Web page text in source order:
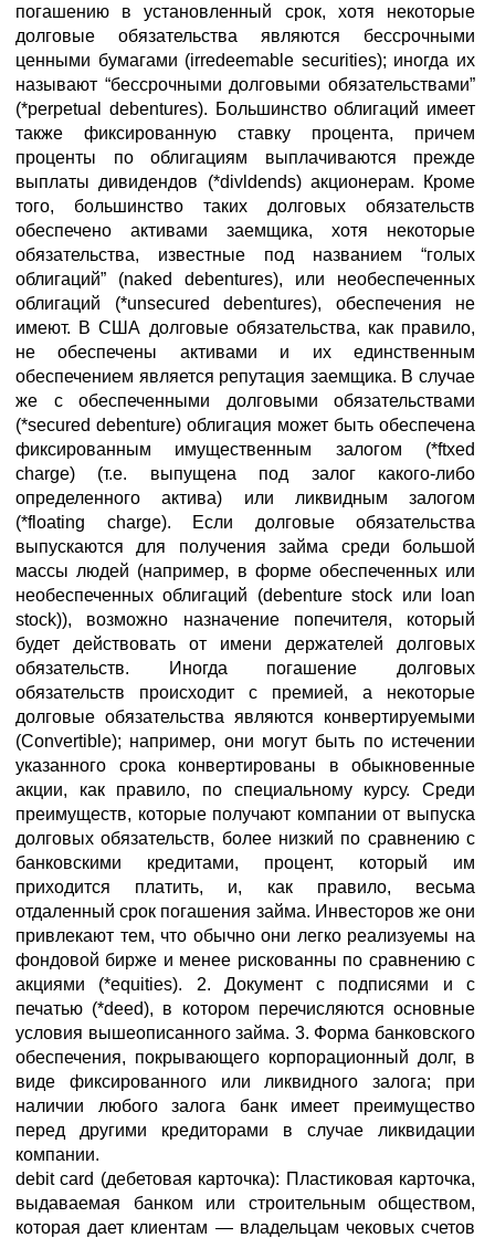
погашению в установленный срок, хотя некоторые
долговые обязательства являются бессрочными
ценными бумагами (irredeemable securities); иногда их
называют “бессрочными долговыми обязательствами”
(*perpetual debentures). Большинство облигаций имеет
также фиксированную ставку процента, причем
проценты по облигациям выплачиваются прежде
выплаты дивидендов (*divldends) акционерам. Кроме
того, большинство таких долговых обязательств
обеспечено активами заемщика, хотя некоторые
обязательства, известные под названием “голых
облигаций” (naked debentures), или необеспеченных
облигаций (*unsecured debentures), обеспечения не
имеют. В США долговые обязательства, как правило,
не обеспечены активами и их единственным
обеспечением является репутация заемщика. В случае
же с обеспеченными долговыми обязательствами
(*secured debenture) облигация может быть обеспечена
фиксированным имущественным залогом (*ftxed
charge) (т.е. выпущена под залог какого-либо
определенного актива) или ликвидным залогом
(*floating charge). Если долговые обязательства
выпускаются для получения займа среди большой
массы людей (например, в форме обеспеченных или
необеспеченных облигаций (debenture stock или loan
stock)), возможно назначение попечителя, который
будет действовать от имени держателей долговых
обязательств. Иногда погашение долговых
обязательств происходит с премией, а некоторые
долговые обязательства являются конвертируемыми
(Convertible); например, они могут быть по истечении
указанного срока конвертированы в обыкновенные
акции, как правило, по специальному курсу. Среди
преимуществ, которые получают компании от выпуска
долговых обязательств, более низкий по сравнению с
банковскими кредитами, процент, который им
приходится платить, и, как правило, весьма
отдаленный срок погашения займа. Инвесторов же они
привлекают тем, что обычно они легко реализуемы на
фондовой бирже и менее рискованны по сравнению с
акциями (*equities). 2. Документ с подписями и с
печатью (*deed), в котором перечисляются основные
условия вышеописанного займа. 3. Форма банковского
обеспечения, покрывающего корпорационный долг, в
виде фиксированного или ликвидного залога; при
наличии любого залога банк имеет преимущество
перед другими кредиторами в случае ликвидации
компании.
debit card (дебетовая карточка): Пластиковая карточка,
выдаваемая банком или строительным обществом,
которая дает клиентам — владельцам чековых счетов